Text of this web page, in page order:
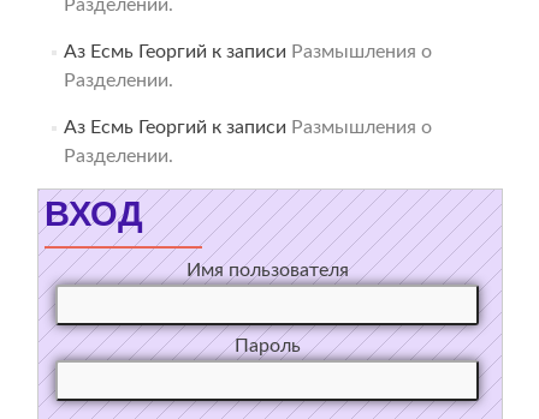
Разделении.
Аз Есмь Георгий к записи Размышления о
Разделении.
Аз Есмь Георгий к записи Размышления о
Разделении.
ВХОД
Имя пользователя
Пароль